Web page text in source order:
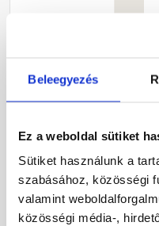
Beleegyezés
Ez a weboldal sütiket
Sütiket használunk a
szabásához, közösségi
valamint
közösségi média-,
vékonyvakolat, kapart 1,5
1 095 Ft / kg
Megnézem